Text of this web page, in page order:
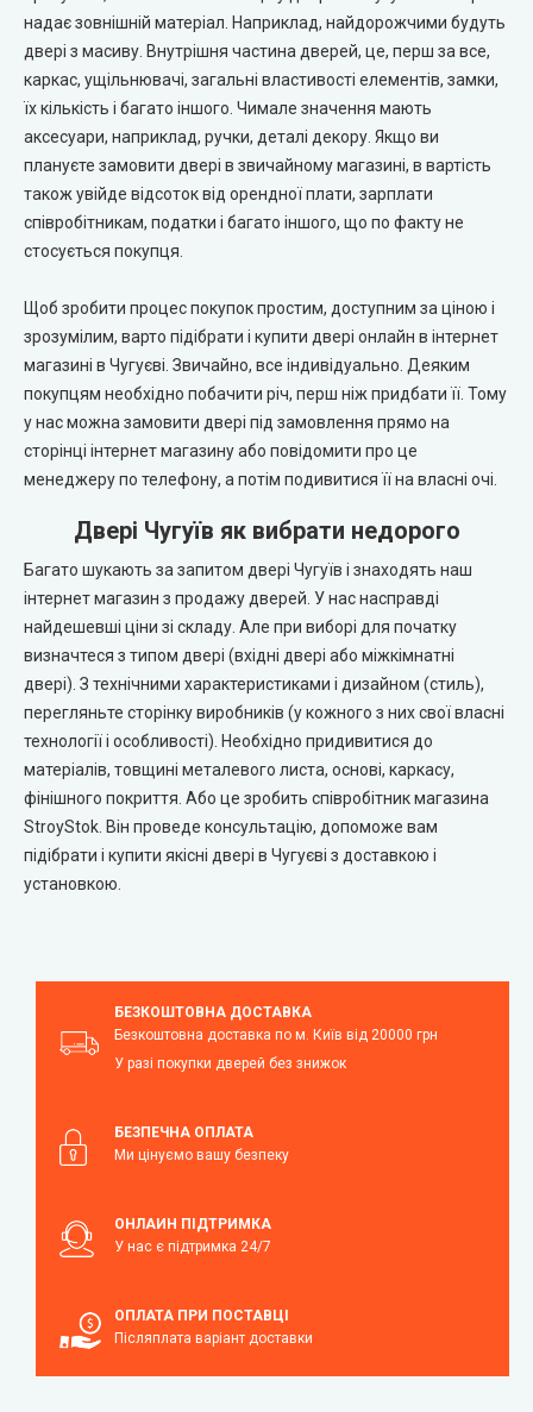
City Line Express
Syndicate Doors (Сіндікат Дорс)
Gorgania (Горганія)
EcoDoors (Екодорс)
надає зовнішній матеріал. Наприклад, найдорожчими будуть
двері з масиву. Внутрішня частина дверей, це, перш за все,
каркас, ущільнювачі, загальні властивості елементів, замки,
їх кількість і багато іншого. Чимале значення мають
аксесуари, наприклад, ручки, деталі декору. Якщо ви
плануєте замовити двері в звичайному магазині, в вартість
також увійде відсоток від орендної плати, зарплати
співробітникам, податки і багато іншого, що по факту не
стосується покупця.
Щоб зробити процес покупок простим, доступним за ціною і
зрозумілим, варто підібрати і купити двері онлайн в інтернет
магазині в Чугуєві. Звичайно, все індивідуально. Деяким
покупцям необхідно побачити річ, перш ніж придбати її. Тому
у нас можна замовити двері під замовлення прямо на
сторінці інтернет магазину або повідомити про це
менеджеру по телефону, а потім подивитися її на власні очі.
Двері Чугуїв як вибрати недорого
Багато шукають за запитом двері Чугуїв і знаходять наш
інтернет магазин з продажу дверей. У нас насправді
найдешевші ціни зі складу. Але при виборі для початку
визначтеся з типом двері (вхідні двері або міжкімнатні
двері). З технічними характеристиками і дизайном (стиль),
перегляньте сторінку виробників (у кожного з них свої власні
технології і особливості). Необхідно придивитися до
матеріалів, товщині металевого листа, основі, каркасу,
фінішного покриття. Або це зробить співробітник магазина
StroyStok. Він проведе консультацію, допоможе вам
підібрати і купити якісні двері в Чугуєві з доставкою і
установкою.
БЕЗКОШТОВНА ДОСТАВКА
Безкоштовна доставка по м. Київ від 20000 грн
У разі покупки дверей без знижок
БЕЗПЕЧНА ОПЛАТА
Ми цінуємо вашу безпеку
ОНЛАЙН ПІДТРИМКА
У нас є підтримка 24/7
ОПЛАТА ПРИ ПОСТАВЦІ
Післяплата варіант доставки